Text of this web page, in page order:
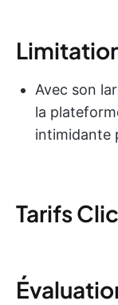
Avec son
la
intimidante
Tarifs